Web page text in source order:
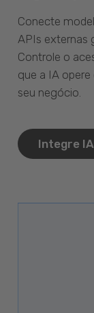
Conecte
APIs externas
Controle o
que a IA
seu negócio.
Integre